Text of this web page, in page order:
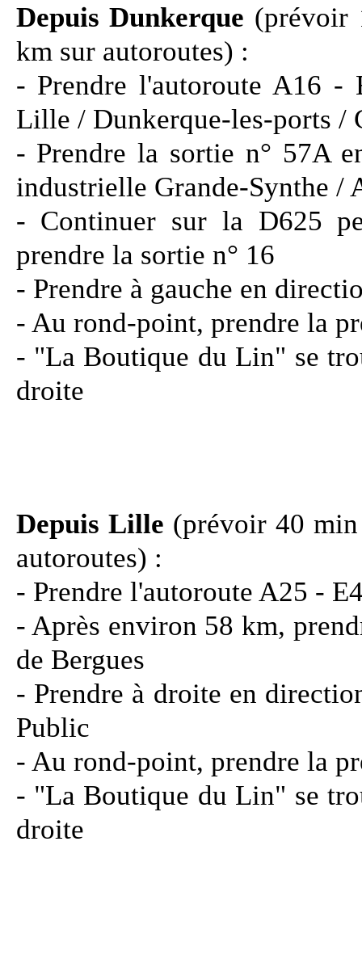
Depuis Dunkerque (prévoir
km sur autoroutes) :
- Prendre l'autoroute A16 -
Lille / Dunkerque-les-ports /
- Prendre la sortie n° 57A
industrielle Grande-Synthe /
- Continuer sur la D625
prendre la sortie n° 16
- Prendre à gauche en
- Au rond-point, prendre la
- "La Boutique du Lin" se
droite
Depuis Lille (prévoir 40
autoroutes) :
- Prendre l'autoroute A25 -
- Après environ 58 km,
de Bergues
- Prendre à droite en
Public
- Au rond-point, prendre la
- "La Boutique du Lin" se
droite